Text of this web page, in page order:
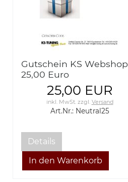
Gutschein KS Webshop
25,00 Euro
25,00 EUR
inkl. MwSt.zzgl. Versand
Art.Nr.: Neutral25
Details